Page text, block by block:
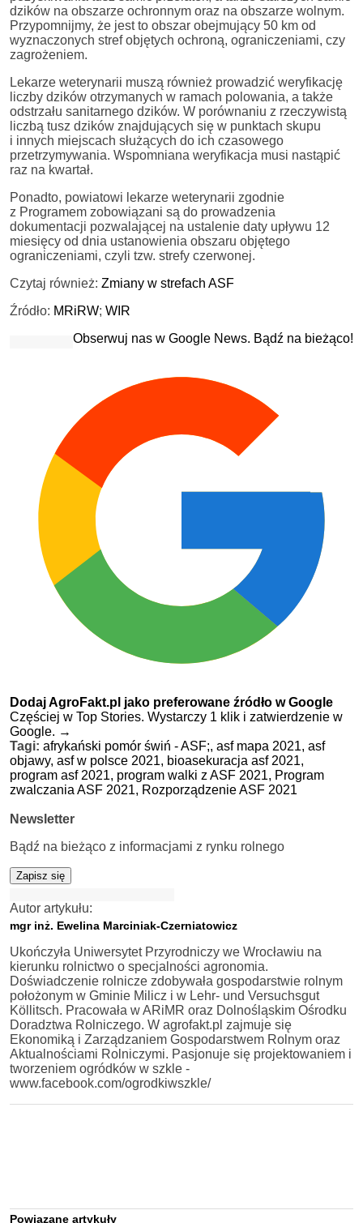
dzików na obszarze ochronnym oraz na obszarze wolnym.
Przypomnijmy, że jest to obszar obejmujący 50 km od
wyznaczonych stref objętych ochroną, ograniczeniami, czy
zagrożeniem.
Lekarze weterynarii muszą również prowadzić weryfikację
liczby dzików otrzymanych w ramach polowania, a także
odstrzału sanitarnego dzików. W porównaniu z rzeczywistą
liczbą tusz dzików znajdujących się w punktach skupu
i innych miejscach służących do ich czasowego
przetrzymywania. Wspomniana weryfikacja musi nastąpić
raz na kwartał.
Ponadto, powiatowi lekarze weterynarii zgodnie
z Programem zobowiązani są do prowadzenia
dokumentacji pozwalającej na ustalenie daty upływu 12
miesięcy od dnia ustanowienia obszaru objętego
ograniczeniami, czyli tzw. strefy czerwonej.
Czytaj również: Zmiany w strefach ASF
Źródło: MRiRW; WIR
Obserwuj nas w Google News. Bądź na bieżąco!
Dodaj AgroFakt.pl jako preferowane źródło w Google
Częściej w Top Stories. Wystarczy 1 klik i zatwierdzenie w
Google. →
Tagi: afrykański pomór świń - ASF;, asf mapa 2021, asf
objawy, asf w polsce 2021, bioasekuracja asf 2021,
program asf 2021, program walki z ASF 2021, Program
zwalczania ASF 2021, Rozporządzenie ASF 2021
Newsletter
Bądź na bieżąco z informacjami z rynku rolnego
Zapisz się
Autor artykułu:
mgr inż. Ewelina Marciniak-Czerniatowicz
Ukończyła Uniwersytet Przyrodniczy we Wrocławiu na
kierunku rolnictwo o specjalności agronomia.
Doświadczenie rolnicze zdobywała gospodarstwie rolnym
położonym w Gminie Milicz i w Lehr- und Versuchsgut
Köllitsch. Pracowała w ARiMR oraz Dolnośląskim Ośrodku
Doradztwa Rolniczego. W agrofakt.pl zajmuje się
Ekonomiką i Zarządzaniem Gospodarstwem Rolnym oraz
Aktualnościami Rolniczymi. Pasjonuje się projektowaniem i
tworzeniem ogródków w szkle -
www.facebook.com/ogrodkiwszkle/
Powiązane artykuły